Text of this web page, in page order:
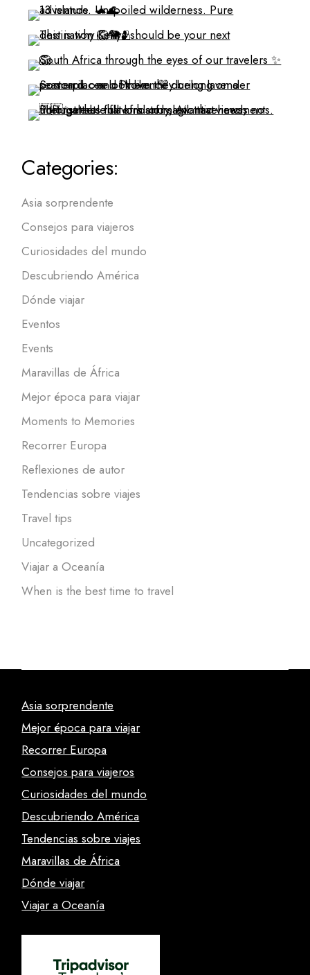
Categories:
Asia sorprendente
Consejos para viajeros
Curiosidades del mundo
Descubriendo América
Dónde viajar
Eventos
Events
Maravillas de África
Mejor época para viajar
Moments to Memories
Recorrer Europa
Reflexiones de autor
Tendencias sobre viajes
Travel tips
Uncategorized
Viajar a Oceanía
When is the best time to travel
Asia sorprendente
Mejor época para viajar
Recorrer Europa
Consejos para viajeros
Curiosidades del mundo
Descubriendo América
Tendencias sobre viajes
Maravillas de África
Dónde viajar
Viajar a Oceanía